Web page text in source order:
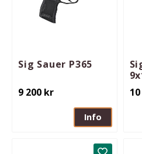
Sig Sauer P365
9 200 kr
Info